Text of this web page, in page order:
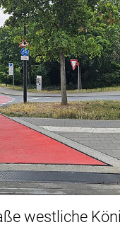
westliche